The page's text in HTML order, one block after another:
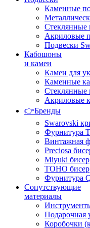
Каменные
Стеклянные
Акриловые
Подвески
Кабошоны
и камеи
Камеи для
Каменные
Акриловые
👉Бренды
Swarovski
Фурнитура
Винтажная
Preciosa
Miyuki бисер
TOHO бисер
Фурнитура
Сопутствующие
материалы
Подарочная
Коробочки